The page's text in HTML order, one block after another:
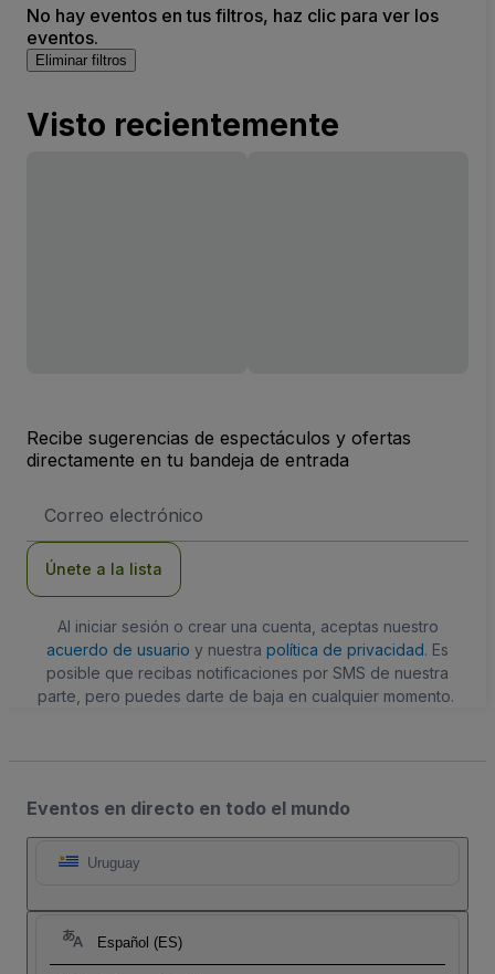
No hay eventos en tus filtros, haz clic para ver los
eventos.
Eliminar filtros
Visto recientemente
Recibe sugerencias de espectáculos y ofertas
directamente en tu bandeja de entrada
de
Únete a la lista
Al iniciar sesión o crear una cuenta, aceptas nuestro
acuerdo de usuario y nuestra política de privacidad. Es
posible que recibas notificaciones por SMS de nuestra
parte, pero puedes darte de baja en cualquier momento.
Eventos en directo en todo el mundo
Uruguay
Español (ES)